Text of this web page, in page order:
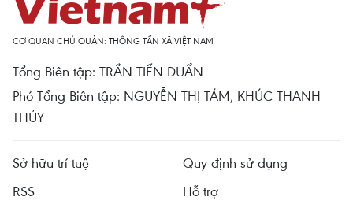
CƠ QUAN CHỦ QUẢN: THÔNG TẤN XÃ VIỆT NAM
Tổng Biên tập: TRẦN TIẾN DUẨN
Phó Tổng Biên tập: NGUYỄN THỊ TÁM, KHÚC THANH
THỦY
Sở hữu trí tuệ
Quy định sử dụng
RSS
Hỗ trợ